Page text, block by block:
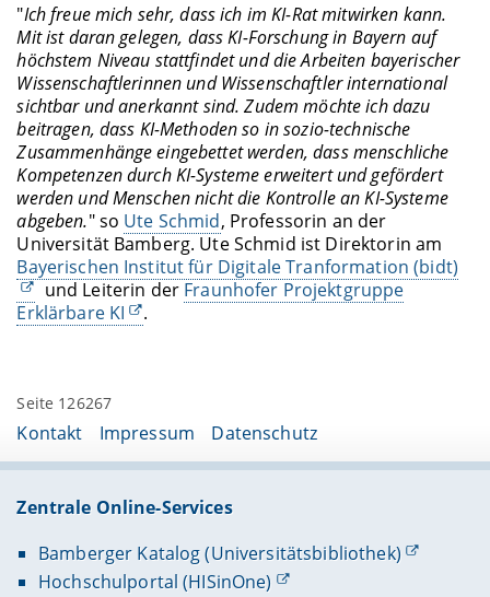
"Ich freue mich sehr, dass ich im KI-Rat mitwirken kann.
Mit ist daran gelegen, dass KI-Forschung in Bayern auf
höchstem Niveau stattfindet und die Arbeiten bayerischer
Wissenschaftlerinnen und Wissenschaftler international
sichtbar und anerkannt sind. Zudem möchte ich dazu
beitragen, dass KI-Methoden so in sozio-technische
Zusammenhänge eingebettet werden, dass menschliche
Kompetenzen durch KI-Systeme erweitert und gefördert
werden und Menschen nicht die Kontrolle an KI-Systeme
abgeben." so Ute Schmid, Professorin an der
Universität Bamberg. Ute Schmid ist Direktorin am
Bayerischen Institut für Digitale Tranformation (bidt)
und Leiterin der Fraunhofer Projektgruppe
Erklärbare KI
.
Seite 126267
Kontakt Impressum Datenschutz
Zentrale Online-Services
Bamberger Katalog (Universitätsbibliothek)
Hochschulportal (HISinOne)